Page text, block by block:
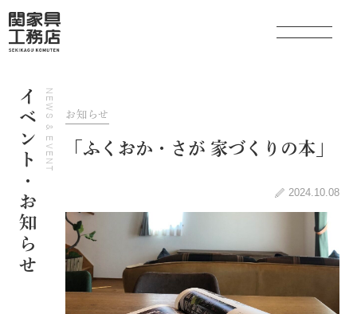
関家具の家づくり
とことん考えるプランニング
保証制度・アフターメンテナンス
事業内容
イベント・お知らせNEWS & EVENT お知らせ
「ふくおか・さが 家づくりの本」
2024.10.08